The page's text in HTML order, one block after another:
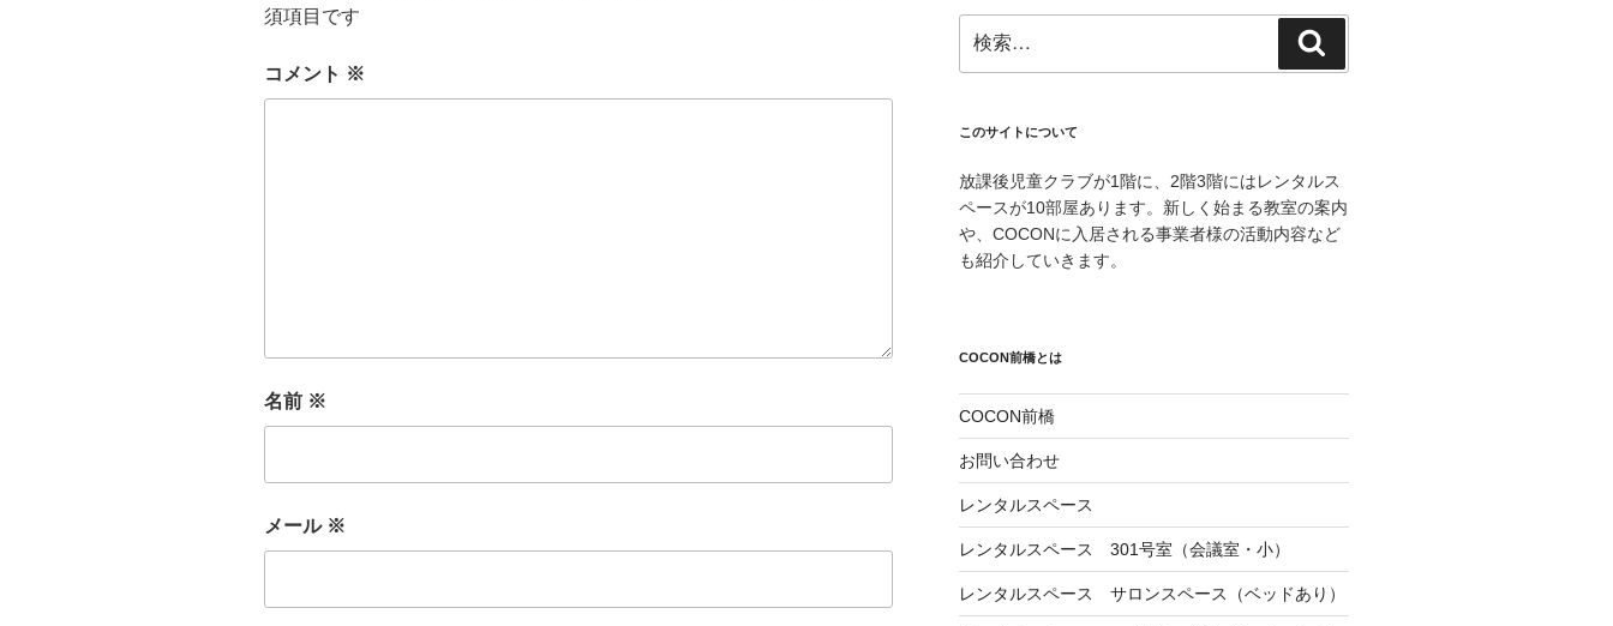
須項目です
コメント ※
名前 ※
メール ※
索:
索
このサイトについて
放課後児童クラブが1階に、2階3階にはレンタルス
ペースが10部屋あります。新しく始まる教室の案内
や、COCONに入居される事業者様の活動内容など
も紹介していきます。
COCON前橋とは
COCON前橋
お問い合わせ
レンタルスペース
レンタルスペース 301号室（会議室・小）
レンタルスペース サロンスペース（ベッドあり）